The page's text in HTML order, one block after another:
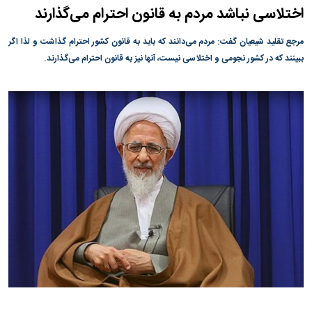
اختلاسی نباشد مردم به قانون احترام می‌گذارند
مرجع تقلید شیعیان گفت: مردم می‌دانند که باید به قانون کشور احترام گذاشت و لذا اگر
ببینند که در کشور نجومی و اختلاسی نیست، آنها نیز به قانون احترام می‌گذارند.